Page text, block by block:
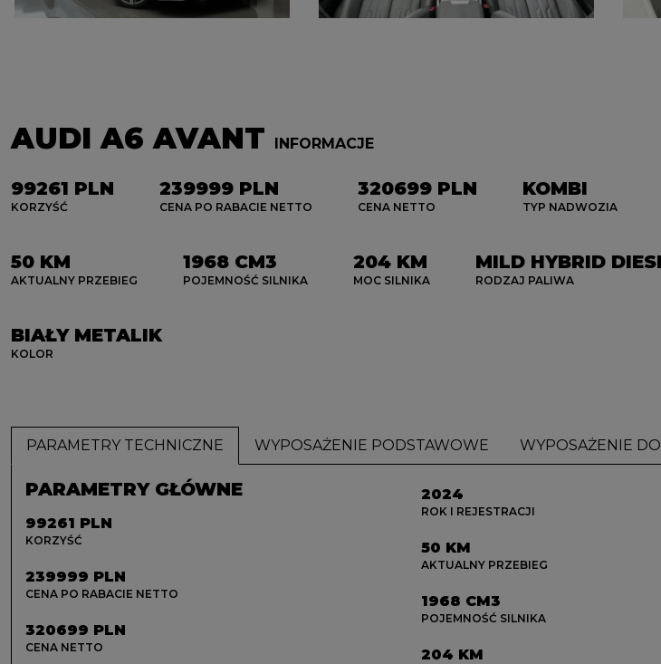
AUDI A6 AVANT INFORMACJE
99261 PLN
KORZYŚĆ
239999 PLN
CENA PO RABACIE NETTO
320699 PLN
CENA NETTO
KOMBI
TYP NADWOZIA
50 KM
AKTUALNY PRZEBIEG
1968 CM3
POJEMNOŚĆ SILNIKA
204 KM
MOC SILNIKA
MILD HYBRID
RODZAJ PALIWA
BIAŁY METALIK
KOLOR
PARAMETRY TECHNICZNE WYPOSAŻENIE PODSTAWOWE WYPOSAŻENIE
PARAMETRY GŁÓWNE
99261 PLN
KORZYŚĆ
239999 PLN
CENA PO RABACIE NETTO
320699 PLN
CENA NETTO
2024
ROK I REJESTRACJI
50 KM
AKTUALNY PRZEBIEG
1968 CM3
POJEMNOŚĆ SILNIKA
204 KM